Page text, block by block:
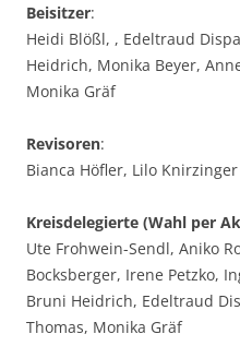
Beisitzer:
Heidi Blößl, , Edeltraud
Heidrich, Monika Beyer,
Monika Gräf
Revisoren:
Bianca Höfler, Lilo Knirzinger
Kreisdelegierte (Wahl per
Ute Frohwein-Sendl, Aniko
Bocksberger, Irene Petzko,
Bruni Heidrich, Edeltraud
Thomas, Monika Gräf